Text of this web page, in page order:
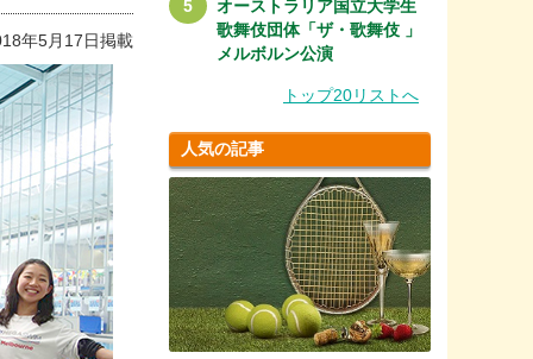
年5月17日掲載
オーストラリア国立大学生
歌舞伎団体「ザ・歌舞伎 」
メルボルン公演
トップ20リストへ
人気の記事